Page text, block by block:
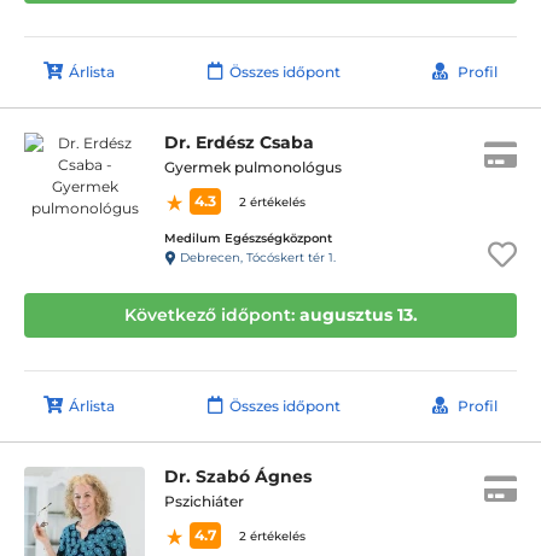
Árlista Összes időpont Profil
Dr. Erdész Csaba
Gyermek pulmonológus
4.3
2 értékelés
Medilum Egészségközpont
Debrecen, Tócóskert tér 1.
Következő időpont: augusztus 13.
Árlista Összes időpont Profil
Dr. Szabó Ágnes
Pszichiáter
4.7
2 értékelés